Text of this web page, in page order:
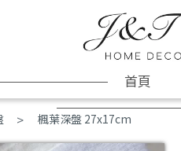
首頁
楓葉深盤 27x17cm